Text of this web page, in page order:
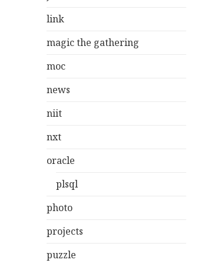
link
magic the gathering
moc
news
niit
nxt
oracle
plsql
photo
projects
puzzle